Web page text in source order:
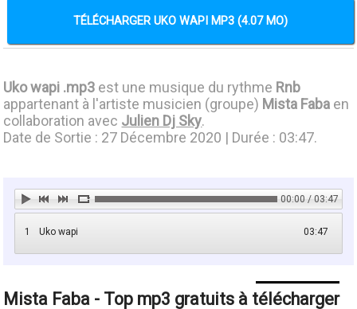
TÉLÉCHARGER UKO WAPI MP3 (4.07 MO)
Uko wapi .mp3 est une musique du rythme Rnb
appartenant à l'artiste musicien (groupe) Mista Faba en
collaboration avec Julien Dj Sky.
Date de Sortie : 27 Décembre 2020 | Durée : 03:47.
00:00 / 03:47
1 03:47
Uko wapi
Mista Faba - Top mp3 gratuits à télécharger